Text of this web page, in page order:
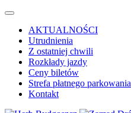
AKTUALNOŚCI
Utrudnienia
Z ostatniej chwili
Rozkłady jazdy
Ceny biletów
Strefa płatnego parkowania
Kontakt